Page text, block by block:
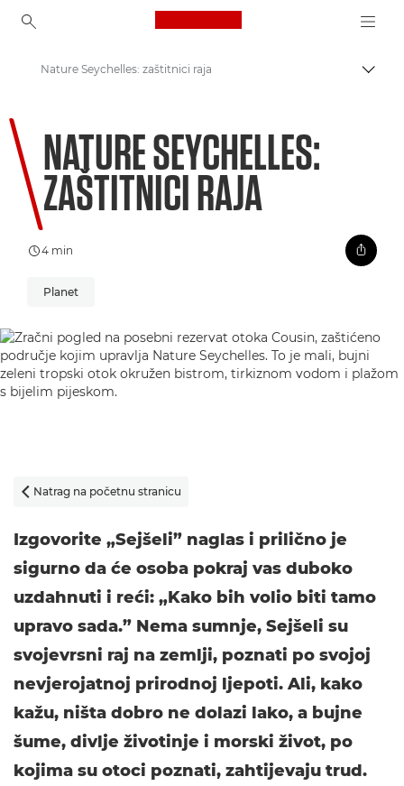
Canon Logo, back to
Welcome to VIEW
Nature Seychelles: zaštitnici raja
NATURE SEYCHELLES:
ZAŠTITNICI RAJA
4 min
Planet
 Natrag na početnu stranicu
Izgovorite „Sejšeli” naglas i prilično je
sigurno da će osoba pokraj vas duboko
uzdahnuti i reći: „Kako bih volio biti tamo
upravo sada.” Nema sumnje, Sejšeli su
svojevrsni raj na zemlji, poznati po svojoj
nevjerojatnoj prirodnoj ljepoti. Ali, kako
kažu, ništa dobro ne dolazi lako, a bujne
šume, divlje životinje i morski život, po
kojima su otoci poznati, zahtijevaju trud.